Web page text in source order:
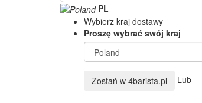
PL
Wybierz kraj dostawy
Proszę wybrać swój kraj
Zostań w 4barista.pl Lub